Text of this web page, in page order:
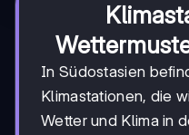
In Südostasien
Klimastationen, die
Wetter und Klima in